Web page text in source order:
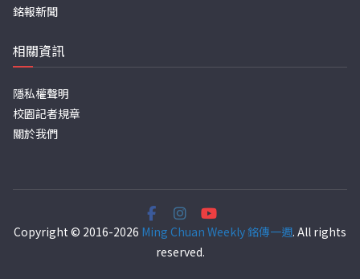
銘報新聞
相關資訊
隱私權聲明
校園記者規章
關於我們
Copyright © 2016-2026 Ming Chuan Weekly 銘傳一週. All rights
reserved.